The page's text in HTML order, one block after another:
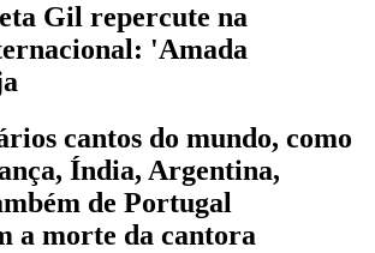
Gil repercute na
'Amada
cantos do mundo, como
Índia, Argentina,
de Portugal
a morte da cantora